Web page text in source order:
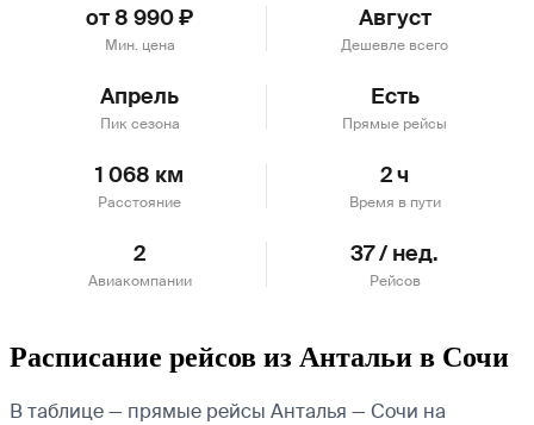
от 8 990 ₽
Мин. цена
Август
Дешевле всего
Апрель
Пик сезона
Есть
Прямые рейсы
1 068 км
Расстояние
2 ч
Время в пути
2
Авиакомпании
37 / нед.
Рейсов
Расписание рейсов из Антальи в Сочи
В таблице — прямые рейсы Анталья — Сочи на